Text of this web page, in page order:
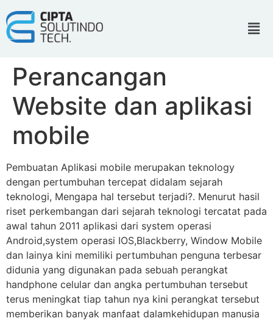
Perancangan
Website dan aplikasi
mobile
Pembuatan Aplikasi mobile merupakan teknology
dengan pertumbuhan tercepat didalam sejarah
teknologi, Mengapa hal tersebut terjadi?. Menurut hasil
riset perkembangan dari sejarah teknologi tercatat pada
awal tahun 2011 aplikasi dari system operasi
Android,system operasi IOS,Blackberry, Window Mobile
dan lainya kini memiliki pertumbuhan penguna terbesar
didunia yang digunakan pada sebuah perangkat
handphone celular dan angka pertumbuhan tersebut
terus meningkat tiap tahun nya kini perangkat tersebut
memberikan banyak manfaat dalamkehidupan manusia